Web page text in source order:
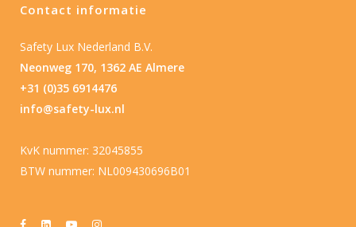
Contact informatie
Safety Lux Nederland B.V.
Neonweg 170, 1362 AE Almere
+31 (0)35 6914476
info@safety-lux.nl
KvK nummer: 32045855
BTW nummer: NL009430696B01